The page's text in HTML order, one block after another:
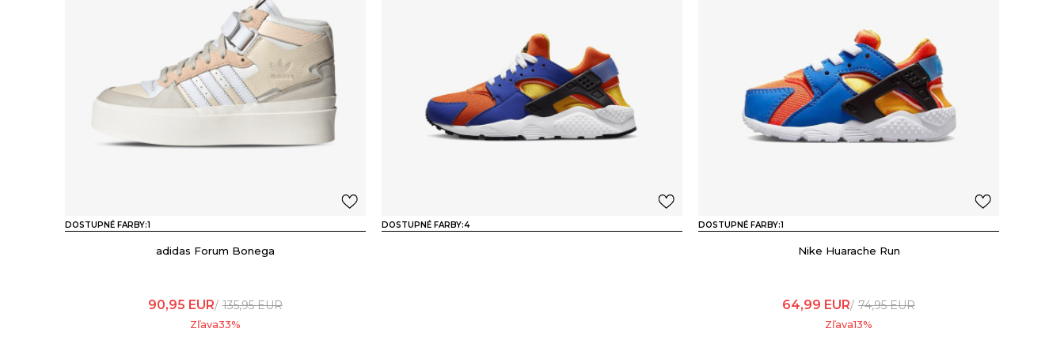
DOSTUPNÉ FARBY:1
adidas Forum Bonega
90,95 EUR 135,95EUR
Zľava33%
DOSTUPNÉ FARBY:4 DOSTUPNÉ FARBY:1
Nike Huarache Run
64,99 EUR 74,95EUR
Zľava13%